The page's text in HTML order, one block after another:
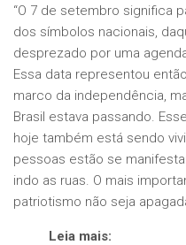
“O 7 de setembro significa
dos símbolos nacionais,
desprezado por uma
Essa data representou
marco da independência,
Brasil estava passando.
hoje também está sendo
pessoas estão se
indo as ruas. O mais
patriotismo não seja
Leia mais: